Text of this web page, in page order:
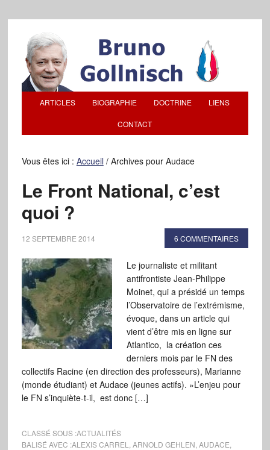
ARTICLES BIOGRAPHIE DOCTRINE LIENS
CONTACT
Vous êtes ici : Accueil /Archives pour Audace
Le Front National, c’est
quoi ?
12 SEPTEMBRE 2014 6 COMMENTAIRES
Le journaliste et militant
antifrontiste Jean-Philippe
Moinet, qui a présidé un temps
l’Observatoire de l’extrémisme,
évoque, dans un article qui
vient d’être mis en ligne sur
Atlantico, la création ces
derniers mois par le FN des
collectifs Racine (en direction des professeurs), Marianne
(monde étudiant) et Audace (jeunes actifs). »L’enjeu pour
le FN s’inquiète-t-il, est donc […]
CLASSÉ SOUS :ACTUALITÉS
BALISÉ AVEC :ALEXIS CARREL ARNOLD GEHLEN AUDACE